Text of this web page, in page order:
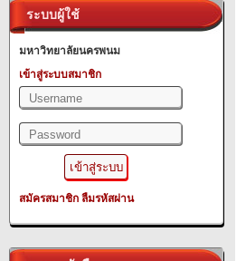
ระบบผู้ใช้
มหาวิทยาลัยนครพนม
เข้าสู่ระบบสมาชิก
สมัครสมาชิก ลืมรหัสผ่าน